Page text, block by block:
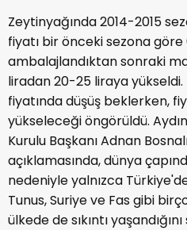
Zeytinyağında 2014-2015
fiyatı bir önceki sezona
ambalajlandıktan sonraki
liradan 20-25 liraya yükseldi.
fiyatında düşüş beklerken,
yükseleceği öngörüldü.
Kurulu Başkanı Adnan
açıklamasında, dünya
nedeniyle yalnızca
Tunus, Suriye ve Fas gibi
ülkede de sıkıntı